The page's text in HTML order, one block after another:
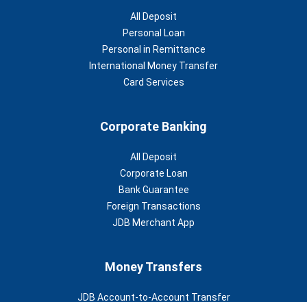
All Deposit
Personal Loan
Personal in Remittance
International Money Transfer
Card Services
Corporate Banking
All Deposit
Corporate Loan
Bank Guarantee
Foreign Transactions
JDB Merchant App
Money Transfers
JDB Account-to-Account Transfer